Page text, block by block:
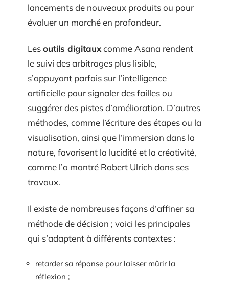
lancements de nouveaux produits ou pour
évaluer un marché en profondeur.
Lesoutils digitauxcomme Asana rendent
le suivi des arbitrages plus lisible,
s’appuyant parfois sur l’intelligence
artificielle pour signaler des failles ou
suggérer des pistes d’amélioration. D’autres
méthodes, comme l’écriture des étapes ou la
visualisation, ainsi que l’immersion dans la
nature, favorisent la lucidité et la créativité,
comme l’a montré Robert Ulrich dans ses
travaux.
Il existe de nombreuses façons d’affiner sa
méthode de décision ; voici les principales
qui s’adaptent à différents contextes :
retarder sa réponse pour laisser mûrir la
réflexion ;